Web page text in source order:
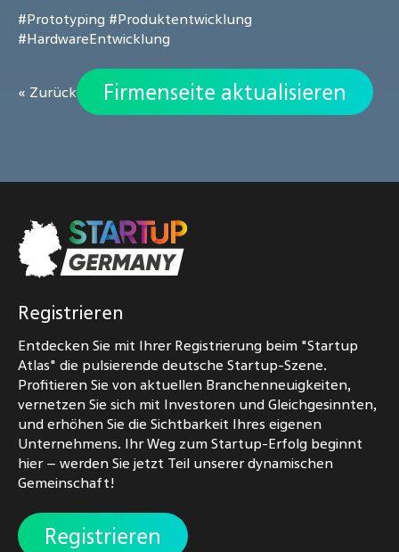
#Prototyping #Produktentwicklung
#HardwareEntwicklung
« Zurück Firmenseite aktualisieren
Registrieren
Entdecken Sie mit Ihrer Registrierung beim "Startup
Atlas" die pulsierende deutsche Startup-Szene.
Profitieren Sie von aktuellen Branchenneuigkeiten,
vernetzen Sie sich mit Investoren und Gleichgesinnten,
und erhöhen Sie die Sichtbarkeit Ihres eigenen
Unternehmens. Ihr Weg zum Startup-Erfolg beginnt
hier – werden Sie jetzt Teil unserer dynamischen
Gemeinschaft!
Registrieren